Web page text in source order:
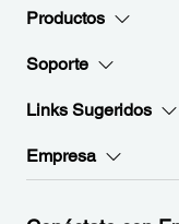
Productos
Soporte
Links Sugeridos
Empresa